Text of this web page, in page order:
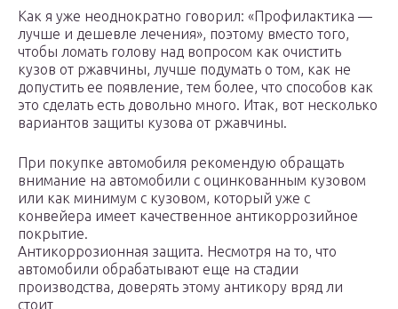
Как я уже неоднократно говорил: «Профилактика —
лучше и дешевле лечения», поэтому вместо того,
чтобы ломать голову над вопросом как очистить
кузов от ржавчины, лучше подумать о том, как не
допустить ее появление, тем более, что способов как
это сделать есть довольно много. Итак, вот несколько
вариантов защиты кузова от ржавчины.
При покупке автомобиля рекомендую обращать
внимание на автомобили с оцинкованным кузовом
или как минимум с кузовом, который уже с
конвейера имеет качественное антикоррозийное
покрытие.
Антикоррозионная защита. Несмотря на то, что
автомобили обрабатывают еще на стадии
производства, доверять этому антикору вряд ли
стоит